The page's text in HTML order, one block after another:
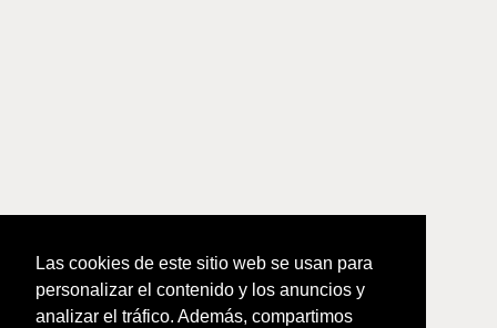
Las cookies de este sitio web se usan para
personalizar el contenido y los anuncios y
analizar el tráfico. Además, compartimos